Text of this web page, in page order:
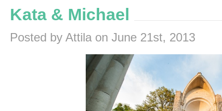
Kata & Michael
Posted by Attila on June 21st, 2013